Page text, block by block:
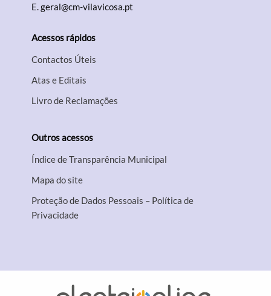
E.geral@cm-vilavicosa.pt
Acessos rápidos
Contactos Úteis
Atas e Editais
Livro de Reclamações
Outros acessos
Índice de Transparência Municipal
Mapa do site
Proteção de Dados Pessoais – Política de
Privacidade